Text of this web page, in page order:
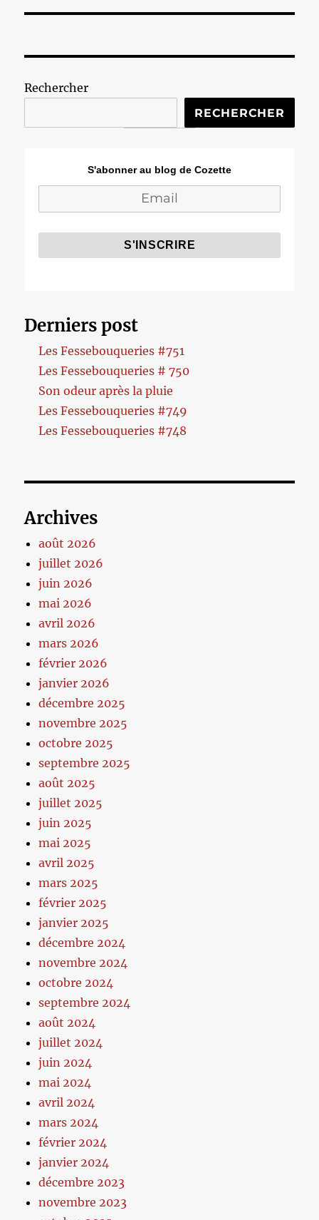
Rechercher
RECHERCHER
S'abonner au blog de Cozette
Derniers post
Les Fessebouqueries #751
Les Fessebouqueries # 750
Son odeur après la pluie
Les Fessebouqueries #749
Les Fessebouqueries #748
Archives
août 2026
juillet 2026
juin 2026
mai 2026
avril 2026
mars 2026
février 2026
janvier 2026
décembre 2025
novembre 2025
octobre 2025
septembre 2025
août 2025
juillet 2025
juin 2025
mai 2025
avril 2025
mars 2025
février 2025
janvier 2025
décembre 2024
novembre 2024
octobre 2024
septembre 2024
août 2024
juillet 2024
juin 2024
mai 2024
avril 2024
mars 2024
février 2024
janvier 2024
décembre 2023
novembre 2023